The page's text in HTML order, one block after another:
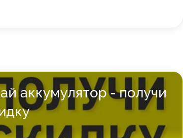
аккумулятор - получи